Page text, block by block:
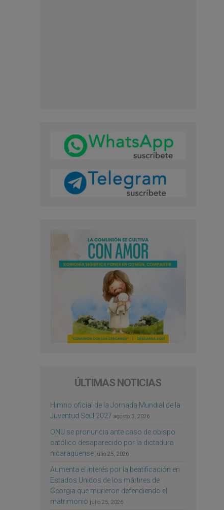
ÚLTIMAS NOTICIAS
Himno oficial de la Jornada Mundial de la
Juventud Seúl 2027 agosto 3, 2026
ONU se pronuncia ante caso de obispo
católico desaparecido por la dictadura
nicaragüense julio 25, 2026
Aumenta el interés por la beatificación en
Estados Unidos de los mártires de
Georgia que murieron defendiendo el
matrimonio julio 25, 2026